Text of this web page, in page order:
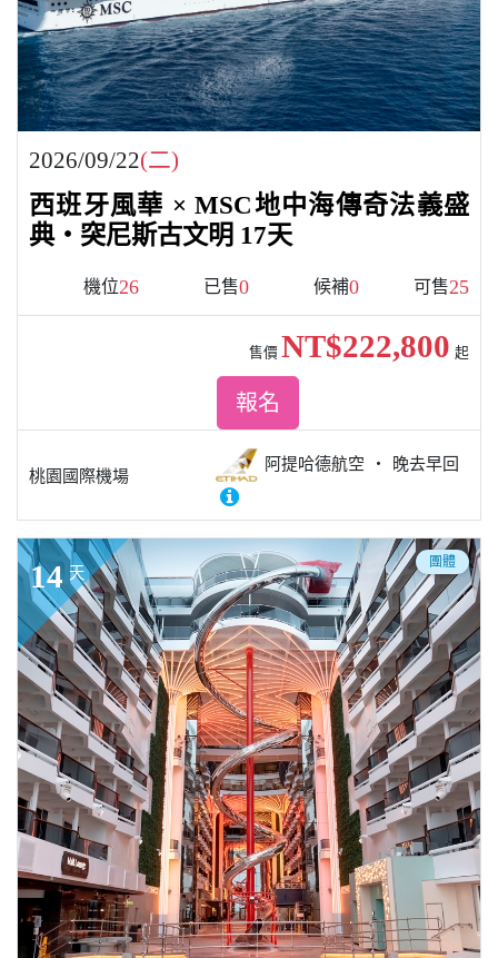
2026/09/22(二)
西班牙風華 × MSC地中海傳奇法義盛
典・突尼斯古文明 17天
機位26 已售0 候補0 可售25
桃園國際機場
阿提哈德航空 晚去早回
售價 NT$222,800 起
報名
14 天
團體